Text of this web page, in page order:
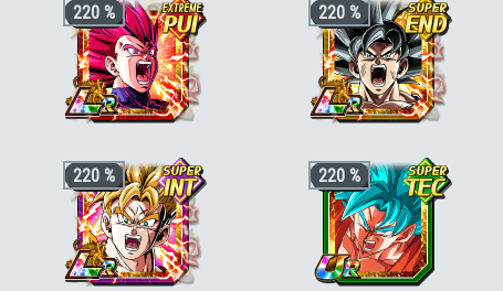
220 %
+3 ki, +200% HP & +170% ATT/DEF
pour la catégorie"Crossover"
"Famille de Vegeta", +50% stats bonus
"Voyageur du temps"ou
220 %
+4 ki, +220% stats pour la catégorie
"Divin"
220 % 220 %